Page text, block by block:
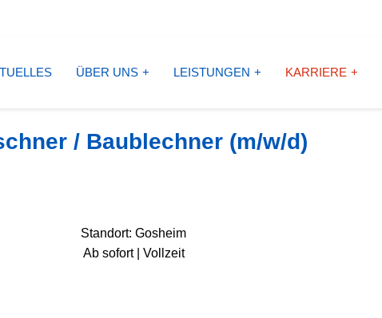
ÜBER UNS LEISTUNGEN KARRIERE
/ Baublechner (m/w/d)
Standort: Gosheim
Ab sofort | Vollzeit